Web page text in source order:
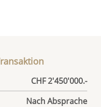
CHF 2'450'000.-
Nach Absprache